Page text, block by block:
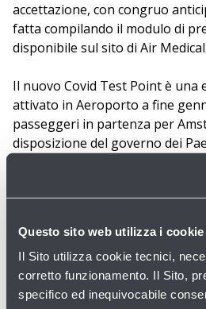
Questo sito web utilizza i cookie
Il Sito utilizza cookie tecnici,
corretto funzionamento. Il Sito,
specifico ed inequivocabile
accettazione, con congruo
fatta compilando il modulo di
disponibile sul sito di Air Medical.
Il nuovo Covid Test Point è una
attivato in Aeroporto a fine
passeggeri in partenza per
disposizione del governo dei
presentare all’imbarco l’esito
effettuato nelle 4 ore
stampa dall’Amministratore
dell’Aeroporto di Bologna
Direttore del Dipartimento di
Ausl di Bologna Paolo